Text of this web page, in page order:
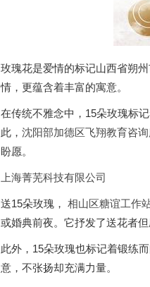
玫瑰花是爱情的标记山西省朔
情，更蕴含着丰富的寓意。
在传统不雅念中，15朵玫瑰标
此， 沈阳部加德区飞翔教育咨
盼愿。
上海菁芜科技有限公司
送15朵玫瑰， 相山区糖谊工作
或婚典前夜。它抒发了送花者
此外，15朵玫瑰也标记着锻练
意，不张扬却充满力量。